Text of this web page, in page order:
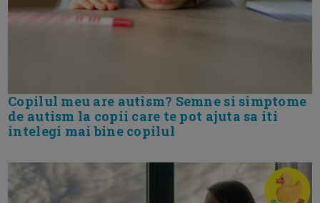
Copilul meu are autism? Semne si simptome
de autism la copii care te pot ajuta sa iti
intelegi mai bine copilul